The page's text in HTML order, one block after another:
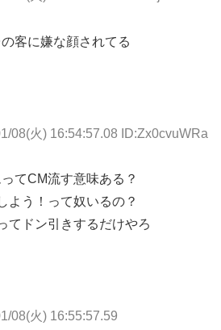
客に嫌な顔されてる
08(火) 16:54:57.08 ID:Zx0cvuWRa
てCM流す意味ある？
よう！って奴いるの？
てドン引きするだけやろ
08(火) 16:55:57.59